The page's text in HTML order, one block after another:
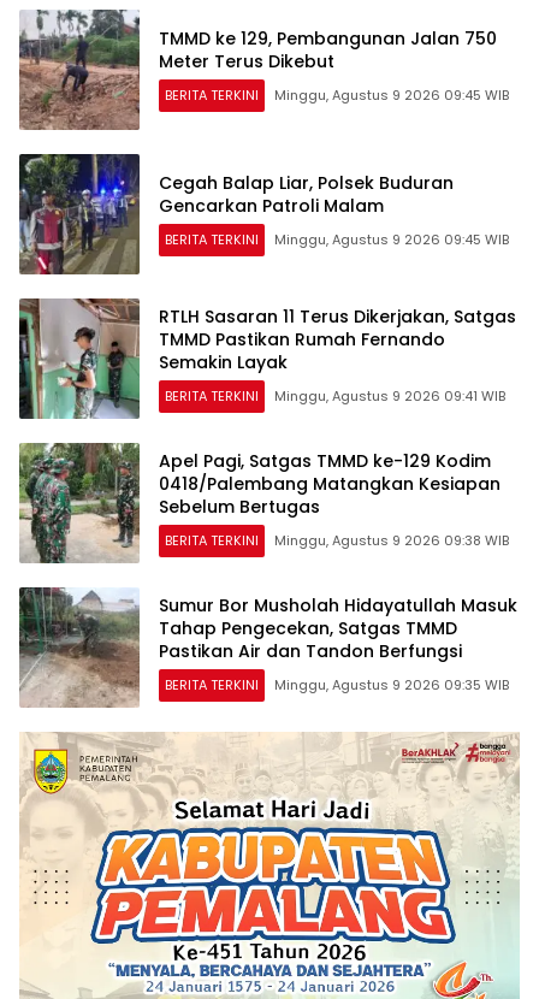
TMMD ke 129, Pembangunan Jalan 750
Meter Terus Dikebut
BERITA TERKINI Minggu, Agustus 9 2026 09:45 WIB
Cegah Balap Liar, Polsek Buduran
Gencarkan Patroli Malam
BERITA TERKINI Minggu, Agustus 9 2026 09:45 WIB
RTLH Sasaran 11 Terus Dikerjakan, Satgas
TMMD Pastikan Rumah Fernando
Semakin Layak
BERITA TERKINI Minggu, Agustus 9 2026 09:41 WIB
Apel Pagi, Satgas TMMD ke-129 Kodim
0418/Palembang Matangkan Kesiapan
Sebelum Bertugas
BERITA TERKINI Minggu, Agustus 9 2026 09:38 WIB
Sumur Bor Musholah Hidayatullah Masuk
Tahap Pengecekan, Satgas TMMD
Pastikan Air dan Tandon Berfungsi
BERITA TERKINI Minggu, Agustus 9 2026 09:35 WIB